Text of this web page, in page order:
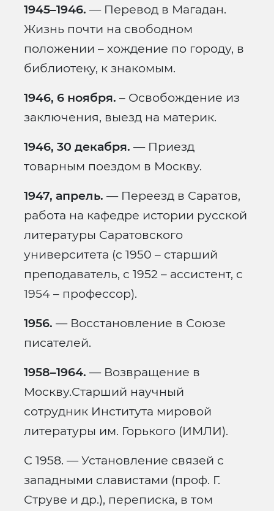
1945–1946. — Перевод в Магадан.
Жизнь почти на свободном
положении – хождение по городу, в
библиотеку, к знакомым.
1946, 6 ноября. – Освобождение из
заключения, выезд на материк.
1946, 30 декабря. — Приезд
товарным поездом в Москву.
1947, апрель. — Переезд в Саратов,
работа на кафедре истории русской
литературы Саратовского
университета (с 1950 – старший
преподаватель, с 1952 – ассистент, с
1954 – профессор).
1956. — Восстановление в Союзе
писателей.
1958–1964. — Возвращение в
Москву.Старший научный
сотрудник Института мировой
литературы им. Горького (ИМЛИ).
С 1958. — Установление связей с
западными славистами (проф. Г.
Струве и др.), переписка, в том